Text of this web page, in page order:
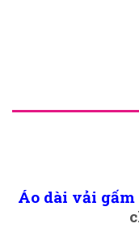
Áo dài vải